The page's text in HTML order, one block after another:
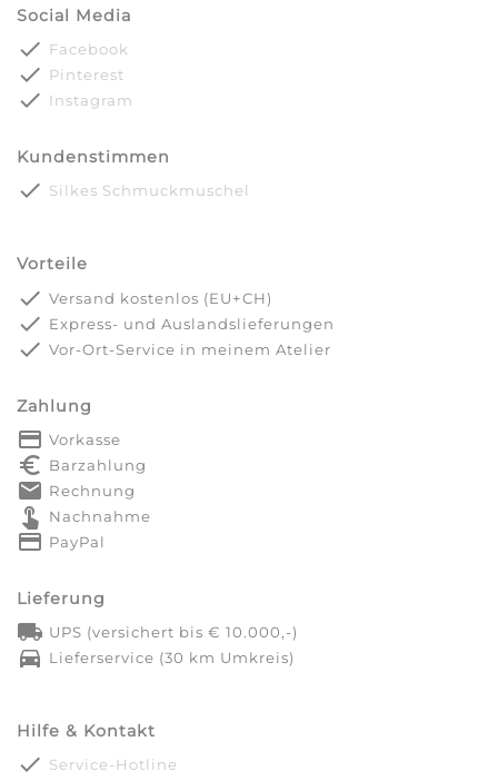
Social Media
done Facebook
done Pinterest
done Instagram
Kundenstimmen
done Silkes Schmuckmuschel
Vorteile
done Versand kostenlos (EU+CH)
done Express- und Auslandslieferungen
done Vor-Ort-Service in meinem Atelier
Zahlung
payment Vorkasse
euro_symbol Barzahlung
markunread Rechnung
touch_app Nachnahme
credit_card PayPal
Lieferung
local_shipping UPS (versichert bis € 10.000,-)
directions_car Lieferservice (30 km Umkreis)
Hilfe & Kontakt
done Service-Hotline